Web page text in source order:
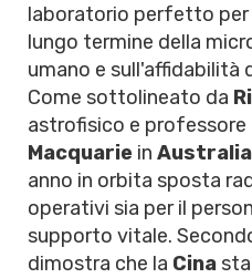
laboratorio perfetto
lungo termine della
umano e sull'affidabilità
Come sottolineato da
astrofisico e professore
Macquarie in Australia
anno in orbita sposta
operativi sia per il
supporto vitale.
dimostra che la Cina